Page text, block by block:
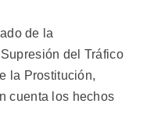
de la
del Tráfico
la Prostitución,
cuenta los hechos